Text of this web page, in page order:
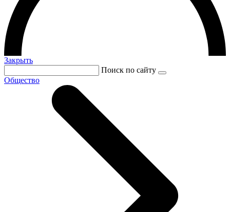
Закрыть
Поиск по сайту
Общество